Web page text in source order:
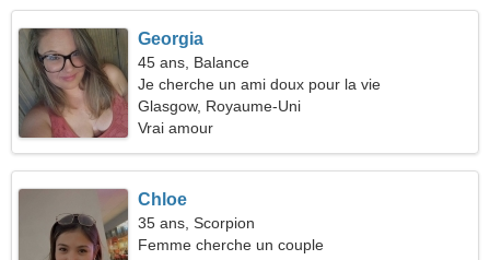
Georgia
45 ans, Balance
Je cherche un ami doux pour la vie
Glasgow, Royaume-Uni
Vrai amour
Chloe
35 ans, Scorpion
Femme cherche un couple